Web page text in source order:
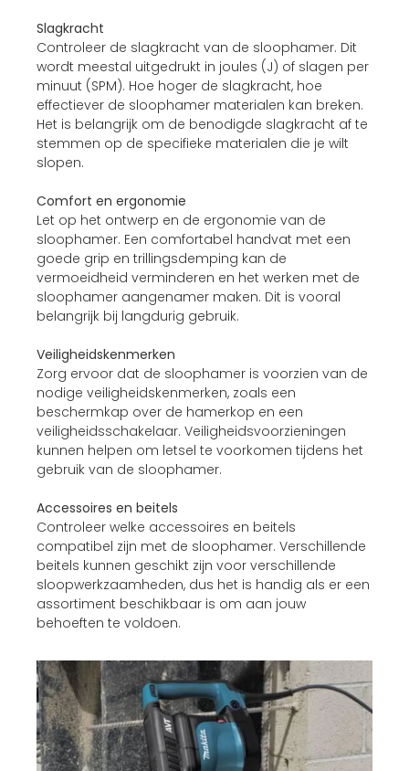
Slagkracht
Controleer de slagkracht van de sloophamer. Dit
wordt meestal uitgedrukt in joules (J) of slagen per
minuut (SPM). Hoe hoger de slagkracht, hoe
effectiever de sloophamer materialen kan breken.
Het is belangrijk om de benodigde slagkracht af te
stemmen op de specifieke materialen die je wilt
slopen.
Comfort en ergonomie
Let op het ontwerp en de ergonomie van de
sloophamer. Een comfortabel handvat met een
goede grip en trillingsdemping kan de
vermoeidheid verminderen en het werken met de
sloophamer aangenamer maken. Dit is vooral
belangrijk bij langdurig gebruik.
Veiligheidskenmerken
Zorg ervoor dat de sloophamer is voorzien van de
nodige veiligheidskenmerken, zoals een
beschermkap over de hamerkop en een
veiligheidsschakelaar. Veiligheidsvoorzieningen
kunnen helpen om letsel te voorkomen tijdens het
gebruik van de sloophamer.
Accessoires en beitels
Controleer welke accessoires en beitels
compatibel zijn met de sloophamer. Verschillende
beitels kunnen geschikt zijn voor verschillende
sloopwerkzaamheden, dus het is handig als er een
assortiment beschikbaar is om aan jouw
behoeften te voldoen.